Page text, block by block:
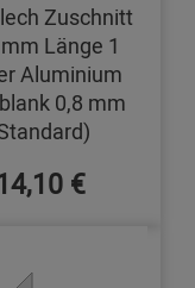
Zuschnitt
Länge 1
Aluminium
0,8 mm
€